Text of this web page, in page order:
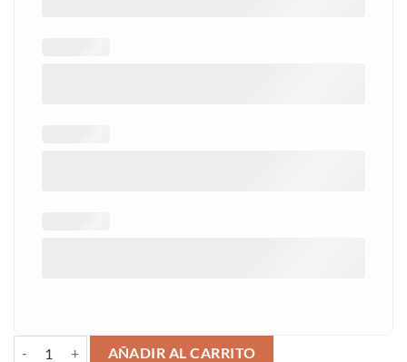
Cartel boda bienvenidos Luzmiel cantidad
AÑADIR AL CARRITO